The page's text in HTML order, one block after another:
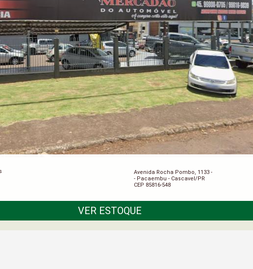
Avenida Rocha Pombo, 1133 -
- Pacaembu - Cascavel/PR
CEP 85816-548
VER ESTOQUE